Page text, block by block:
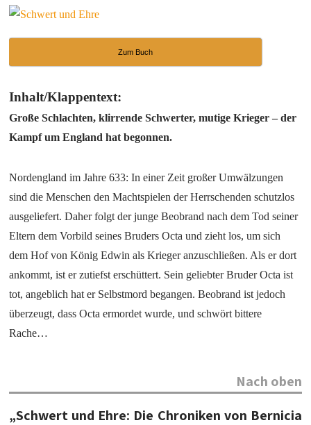
Zum Buch
Inhalt/Klappentext:
Große Schlachten, klirrende Schwerter, mutige Krieger – der
Kampf um England hat begonnen.
Nordengland im Jahre 633: In einer Zeit großer Umwälzungen
sind die Menschen den Machtspielen der Herrschenden schutzlos
ausgeliefert. Daher folgt der junge Beobrand nach dem Tod seiner
Eltern dem Vorbild seines Bruders Octa und zieht los, um sich
dem Hof von König Edwin als Krieger anzuschließen. Als er dort
ankommt, ist er zutiefst erschüttert. Sein geliebter Bruder Octa ist
tot, angeblich hat er Selbstmord begangen. Beobrand ist jedoch
überzeugt, dass Octa ermordet wurde, und schwört bittere
Rache…
Nach oben
„Schwert und Ehre: Die Chroniken von Bernicia